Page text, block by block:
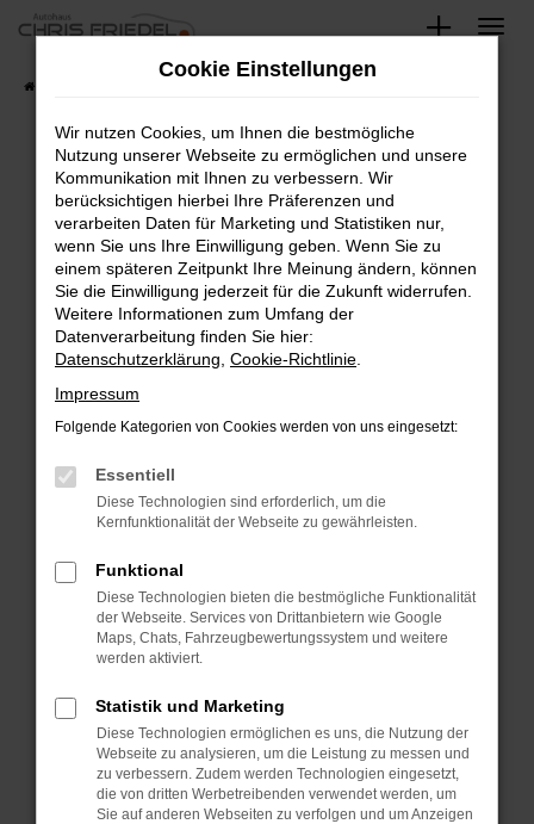
Zum
springen
Fahrzeugsuche
Fehler: Network Error
Beim Laden ist ein Fehler aufgetreten.
Hier sind ein paar Tipps, die dir helfen können:
Überprüfe deine Firewall und deine
Internetverbindung.
Laden andere Webseiten, zum Beispiel deine
Suchmaschine?
Prüfe deine Browsererweiterungen.
können das Laden bestimmter Seiten
verhindern. Funktioniert die Seite in einem
anderen Browser oder in einem privaten
Starte dein Gerät neu.
Das kann manchmal helfen, vorübergehende
Probleme zu beheben.
Betriebssystem auf dem neuesten Stand
sind.
Veraltete Software birgt nicht nur ein
Sicherheitsrisiko, sondern kann auch dazu
führen, dass bestimmte Funktionen nicht mehr
Cookie Einstellungen
Wir nutzen Cookies, um Ihnen die bestmögliche
Nutzung unserer Webseite zu ermöglichen und unsere
Kommunikation mit Ihnen zu verbessern. Wir
berücksichtigen hierbei Ihre Präferenzen und
verarbeiten Daten für Marketing und Statistiken nur,
wenn Sie uns Ihre Einwilligung geben. Wenn Sie zu
einem späteren Zeitpunkt Ihre Meinung ändern, können
Sie die Einwilligung jederzeit für die Zukunft widerrufen.
Weitere Informationen zum Umfang der
Datenverarbeitung finden Sie hier:
Datenschutzerklärung Cookie-Richtlinie
Impressum
Folgende Kategorien von Cookies werden von uns eingesetzt:
Essentiell
Diese Technologien sind erforderlich, um die
Kernfunktionalität der Webseite zu gewährleisten.
Funktional
Diese Technologien bieten die bestmögliche Funktionalität
der Webseite. Services von Drittanbietern wie Google
Maps, Chats, Fahrzeugbewertungssystem und weitere
werden aktiviert.
Statistik und Marketing
Diese Technologien ermöglichen es uns, die Nutzung der
Webseite zu analysieren, um die Leistung zu messen und
zu verbessern. Zudem werden Technologien eingesetzt,
die von dritten Werbetreibenden verwendet werden, um
Sie auf anderen Webseiten zu verfolgen und um Anzeigen